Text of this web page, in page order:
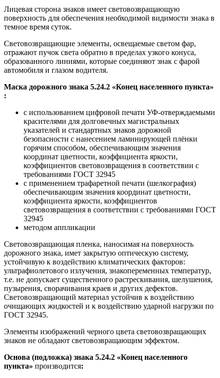
Лицевая сторона знаков имеет световозвращающую
поверхность для обеспечения необходимой видимости знака в
темное время суток.
Световозвращающие элементы, освещаемые светом фар,
отражают пучок света обратно в пределах узкого конуса,
образованного линиями, которые соединяют знак с фарой
автомобиля и глазом водителя.
Маска дорожного знака 5.24.2 «Конец населенного пункта»
:
с использованием цифровой печати УФ-отверждаемыми
красителями для долговечных магистральных
указателей и стандартных знаков дорожной
безопасности с нанесением ламинирующей плёнки
горячим способом, обеспечивающим значения
координат цветности, коэффициента яркости,
коэффициентов световозвращения в соответствии с
требованиями ГОСТ 32945
с применением трафаретной печати (шелкография)
обеспечивающим значения координат цветности,
коэффициента яркости, коэффициентов
световозвращения в соответствии с требованиями ГОСТ
32945
методом аппликации
Световозвращающая пленка, наносимая на поверхность
дорожного знака, имет закрытую оптическую систему,
устойчивую к воздействию климатических факторов:
ультрафиолетового излучения, знакопеременных температур,
т.е. не допускает существенного растрескивания, шелушения,
пузырения, сворачивания краев и других дефектов.
Световозвращающий материал устойчив к воздействию
очищающих жидкостей и к воздействию ударной нагрузки по
ГОСТ 32945.
Элементы изображений черного цвета световозвращающих
знаков не обладают световозвращающим эффектом.
Основа (подложка) знака 5.24.2 «Конец населенного
пункта» производится: